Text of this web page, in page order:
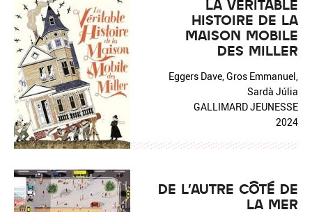
LA VÉRITABLE
HISTOIRE DE LA
MAISON MOBILE
DES MILLER
Eggers Dave, Gros Emmanuel,
Sardà Júlia
GALLIMARD JEUNESSE
2024
DE L'AUTRE CÔTÉ DE
LA MER